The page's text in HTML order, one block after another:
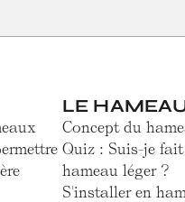
LE
Concept du
Quiz : Suis-je
hameau léger ?
S'installer en